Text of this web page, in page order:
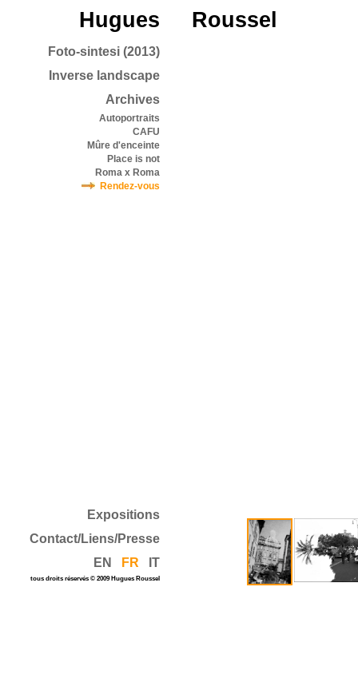
Hugues
Foto-sintesi (2013)
Inverse landscape
Archives
Autoportraits
CAFU
Mûre d'enceinte
Place is not
Roma x Roma
Rendez-vous
Roussel
Expositions
Contact/Liens/Presse
EN
FR IT
tous droits réservés © 2009 Hugues Roussel